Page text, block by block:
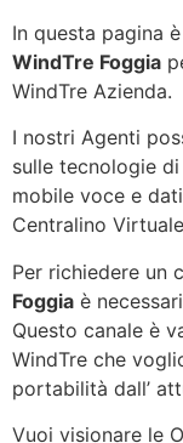
In questa pagina
WindTre Foggia
WindTre Azienda.
I nostri Agenti
sulle tecnologie
mobile voce e
Centralino
Per richiedere un
Foggia è
Questo canale è
WindTre che
portabilità dall’
Vuoi visionare le